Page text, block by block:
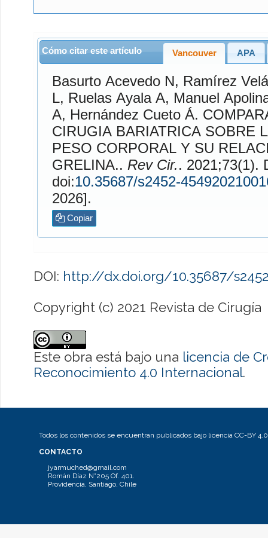
Cómo citar este artículo Vancouver APA
Basurto AcevedoN, Ramírez
L, Ruelas AyalaA, Manuel
A, Hernández CuetoÁ. COMPARACION DEL TIPO DE
CIRUGIA BARIATRICA SOBRE
PESO CORPORAL Y SU
GRELINA.. Rev Cir.. 2021;73(1). Disponible en:
doi:10.35687/s2452-
2026].
Copiar
DOI: http://dx.doi.org/10.35687/
Copyright (c) 2021 Revista de Cirugía
Este obra está bajo una licencia de
Reconocimiento 4.0 Internacional.
Todos los contenidos se encuentran publicados bajo licencia CC-BY 4.0
CONTACTO
jyarmuched@gmail.com
Román Díaz N°205 Of. 401.
Providencia, Santiago, Chile